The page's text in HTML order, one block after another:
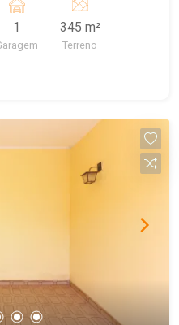
1 345 m²
Terreno